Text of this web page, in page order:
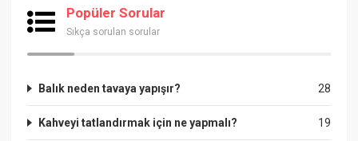
Popüler Sorular
Sıkça sorulan sorular
28
Balık neden tavaya yapışır?
19
Kahveyi tatlandırmak için ne yapmalı?